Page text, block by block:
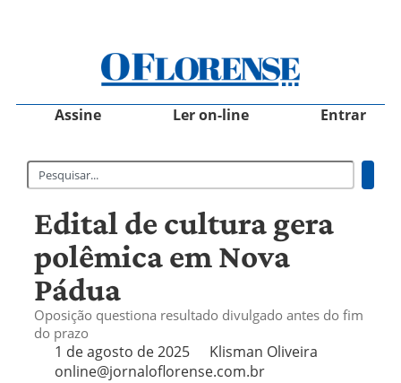
Assine Ler on-line Entrar
Edital de cultura gera
polêmica em Nova
Pádua
Oposição questiona resultado divulgado antes do fim
do prazo
1 de agosto de 2025
Klisman Oliveira
online@jornaloflorense.com.br